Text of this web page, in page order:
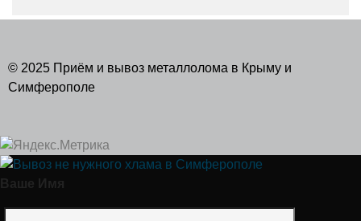
© 2025 Приём и вывоз металлолома в Крыму и
Симферополе
Ваше Имя